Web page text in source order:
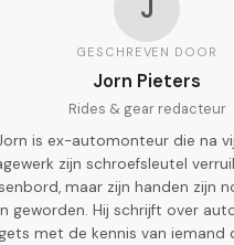
J
GESCHREVEN DOOR
Jorn Pieters
Rides & gear redacteur
is ex-automonteur die na
zijn schroefsleutel
maar zijn handen zijn
geworden. Hij schrijft over
met de kennis van iemand